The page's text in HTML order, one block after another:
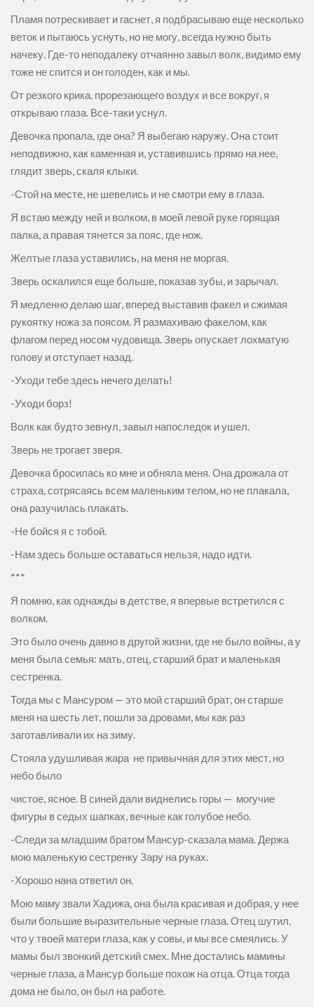
Пламя потрескивает и гаснет, я подбрасываю еще несколько
веток и пытаюсь уснуть, но не могу, всегда нужно быть
начеку. Где-то неподалеку отчаянно завыл волк, видимо ему
тоже не спится и он голоден, как и мы.
От резкого крика, прорезающего воздух и все вокруг, я
открываю глаза. Все-таки уснул.
Девочка пропала, где она? Я выбегаю наружу. Она стоит
неподвижно, как каменная и, уставившись прямо на нее,
глядит зверь, скаля клыки.
-Стой на месте, не шевелись и не смотри ему в глаза.
Я встаю между ней и волком, в моей левой руке горящая
палка, а правая тянется за пояс, где нож.
Желтые глаза уставились, на меня не моргая.
Зверь оскалился еще больше, показав зубы, и зарычал.
Я медленно делаю шаг, вперед выставив факел и сжимая
рукоятку ножа за поясом. Я размахиваю факелом, как
флагом перед носом чудовища. Зверь опускает лохматую
голову и отступает назад.
-Уходи тебе здесь нечего делать!
-Уходи борз!
Волк как будто зевнул, завыл напоследок и ушел.
Зверь не трогает зверя.
Девочка бросилась ко мне и обняла меня. Она дрожала от
страха, сотрясаясь всем маленьким телом, но не плакала,
она разучилась плакать.
-Не бойся я с тобой.
-Нам здесь больше оставаться нельзя, надо идти.
***
Я помню, как однажды в детстве, я впервые встретился с
волком.
Это было очень давно в другой жизни, где не было войны, а у
меня была семья: мать, отец, старший брат и маленькая
сестренка.
Тогда мы с Мансуром — это мой старший брат, он старше
меня на шесть лет, пошли за дровами, мы как раз
заготавливали их на зиму.
Стояла удушливая жара не привычная для этих мест, но
небо было
чистое, ясное. В синей дали виднелись горы — могучие
фигуры в седых шапках, вечные как голубое небо.
-Следи за младшим братом Мансур-сказала мама. Держа
мою маленькую сестренку Зару на руках.
-Хорошо нана ответил он.
Мою маму звали Хадижа, она была красивая и добрая, у нее
были большие выразительные черные глаза. Отец шутил,
что у твоей матери глаза, как у совы, и мы все смеялись. У
мамы был звонкий детский смех. Мне достались мамины
черные глаза, а Мансур больше похож на отца. Отца тогда
дома не было, он был на работе.